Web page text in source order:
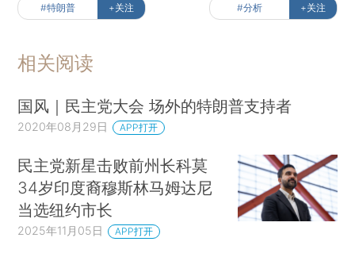
#特朗普 +关注 #分析 +关注
相关阅读
国风｜民主党大会 场外的特朗普支持者
2020年08月29日 APP打开
民主党新星击败前州长科莫
34岁印度裔穆斯林马姆达尼
当选纽约市长
2025年11月05日 APP打开